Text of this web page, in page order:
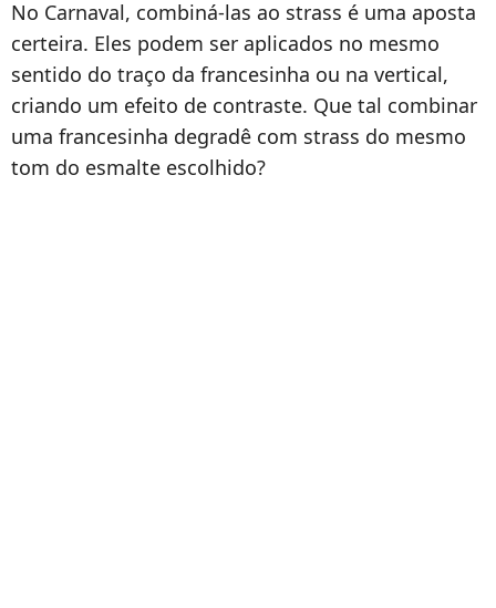
No Carnaval, combiná-las ao strass é uma aposta
certeira. Eles podem ser aplicados no mesmo
sentido do traço da francesinha ou na vertical,
criando um efeito de contraste. Que tal combinar
uma francesinha degradê com strass do mesmo
tom do esmalte escolhido?